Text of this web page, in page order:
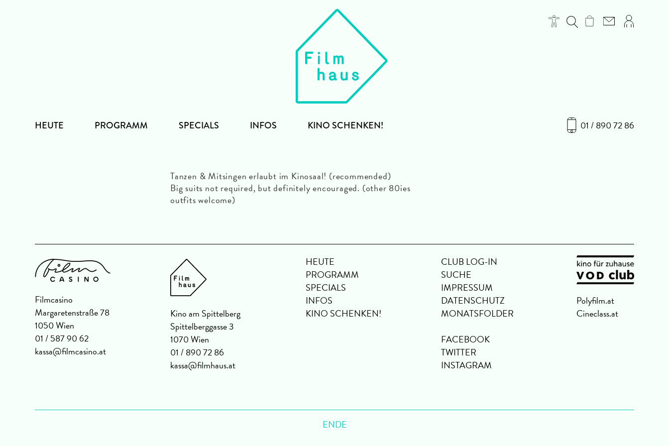
01 / 890 72 86
HEUTE PROGRAMM SPECIALS INFOS KINO SCHENKEN!
Tanzen & Mitsingen erlaubt im Kinosaal! (recommended)
Big suits not required, but definitely encouraged. (other 80ies
outfits welcome)
Filmcasino
Margaretenstraße 78
1050 Wien
01 / 587 90 62
kassa@filmcasino.at
Kino am Spittelberg
Spittelberggasse 3
1070 Wien
01 / 890 72 86
kassa@filmhaus.at
HEUTE
PROGRAMM
SPECIALS
INFOS
KINO SCHENKEN!
CLUB LOG-IN
SUCHE
IMPRESSUM
DATENSCHUTZ
MONATSFOLDER
FACEBOOK
TWITTER
INSTAGRAM
Polyfilm.at
Cineclass.at
ENDE